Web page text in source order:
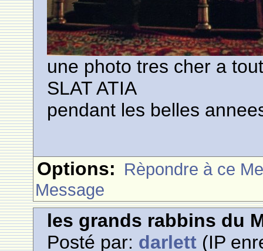
une photo tres cher a
SLAT ATIA
pendant les belles
Options: Rèpondre à ce
Message
les grands rabbins du
Posté par: darlett (IP